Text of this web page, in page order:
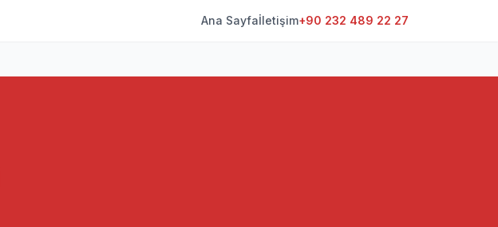
Ana Sayfaİletişim+90 232 489 22 27